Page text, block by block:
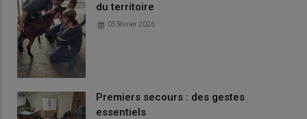
du territoire
05 février 2026
Premiers secours : des gestes
essentiels